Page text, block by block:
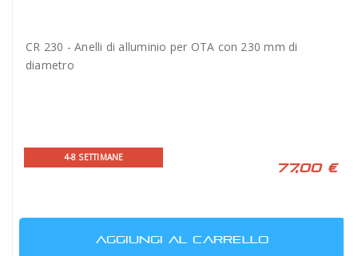
CR 230 - Anelli di alluminio per OTA con 230 mm di
diametro
4-8 SETTIMANE
77,00 €
AGGIUNGI AL CARRELLO